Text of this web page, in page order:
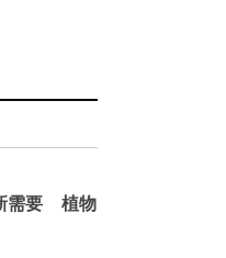
需要 植物